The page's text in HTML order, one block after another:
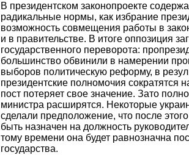
В президентском законопроекте
радикальные нормы, как избрание
возможность совмещения работы в
и в правительстве. В итоге оппозиция
государственного переворота:
большинство обвинили в намерении
выборов политическую реформу, в
президентские полномочия сократятся
пост потеряет свое значение. Зато
министра расширятся. Некоторые
сделали предположение, что после
быть назначен на должность
тому времени она будет равнозначна
государства.